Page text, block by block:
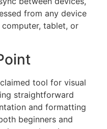
from any device
computer, tablet, or
tool for visual
straightforward
and formatting
beginners and